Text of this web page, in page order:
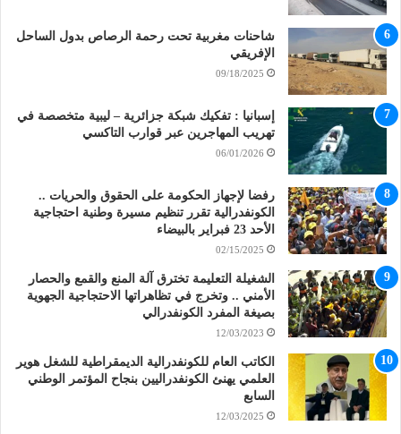
شاحنات مغربية تحت رحمة الرصاص بدول الساحل
الإفريقي
09/18/2025
إسبانيا : تفكيك شبكة جزائرية – ليبية متخصصة في
تهريب المهاجرين عبر قوارب التاكسي
06/01/2026
رفضا لإجهاز الحكومة على الحقوق والحريات ..
الكونفدرالية تقرر تنظيم مسيرة وطنية احتجاجية
الأحد 23 فبراير بالبيضاء
02/15/2025
الشغيلة التعليمة تخترق آلة المنع والقمع والحصار
الأمني .. وتخرج في تظاهراتها الاحتجاجية الجهوية
بصيغة المفرد الكونفدرالي
12/03/2023
الكاتب العام للكونفدرالية الديمقراطية للشغل هوير
العلمي يهنئ الكونفدراليين بنجاح المؤتمر الوطني
السابع
12/03/2025